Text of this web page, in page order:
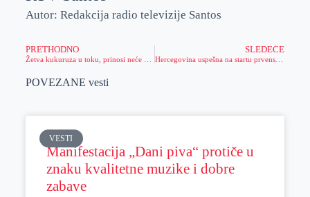
Autor: Redakcija radio televizije Santos
PRETHODNO SLEDEĆE
POVEZANE vesti
VESTI
Manifestacija „Dani piva“ protiče u
znaku kvalitetne muzike i dobre
zabave